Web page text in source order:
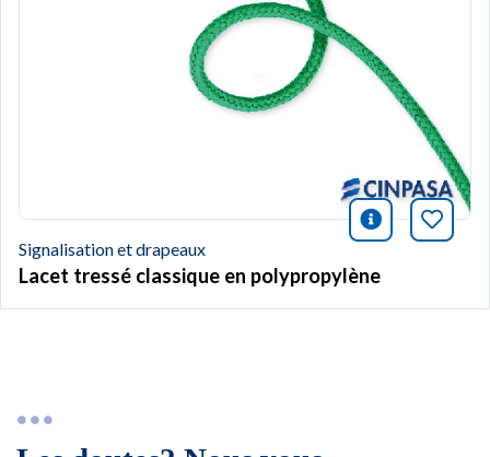
icono
Signalisation et drapeaux
Lacet tressé classique en polypropylène